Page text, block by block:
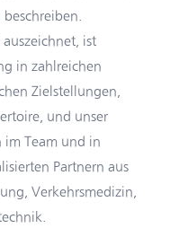
ist
in zahlreichen
Zielstellungen,
und unser
im Team und in
Partnern aus
Verkehrsmedizin,